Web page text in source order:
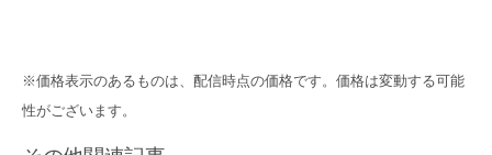
※価格表示のあるものは、配信時点の価格です。価格は変動する可能
性がございます。